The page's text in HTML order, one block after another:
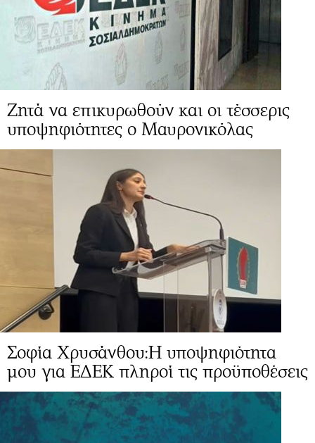
Ζητά να επικυρωθούν και οι τέσσερις
υποψηφιότητες ο Μαυρονικόλας
Σοφία Χρυσάνθου:Η υποψηφιότητα
μου για ΕΔΕΚ πληροί τις προϋποθέσεις